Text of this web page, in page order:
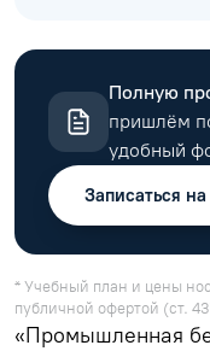
Полную
пришлём
удобный
Записаться
* Учебный план и цены
публичной офертой (ст.
«Промышленная